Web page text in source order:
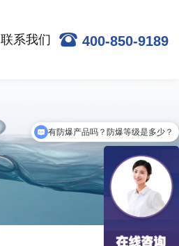
400-850-9189
联系我们
有防爆产品吗？防爆等级是多少？
AGV无线充电解决方案？